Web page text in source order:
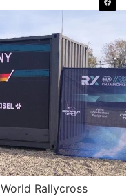
Rallycross